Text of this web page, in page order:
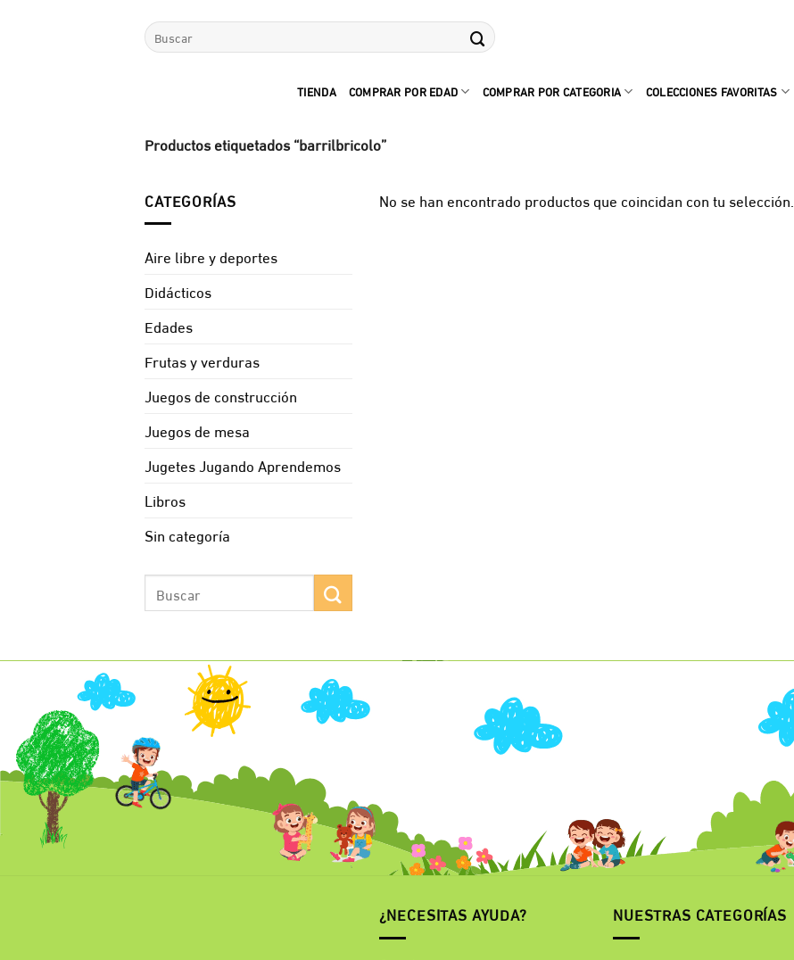
Buscar
por:
TIENDA COMPRAR POR EDAD COMPRAR POR CATEGORIA COLECCIONES FAVORITAS
Productos etiquetados “barrilbricolo”
CATEGORÍAS
Aire libre y deportes
Didácticos
Edades
Frutas y verduras
Juegos de construcción
Juegos de mesa
Jugetes Jugando Aprendemos
Libros
Sin categoría
por:
No se han encontrado productos que coincidan con tu selección.
¿NECESITAS AYUDA? NUESTRAS CATEGORÍAS